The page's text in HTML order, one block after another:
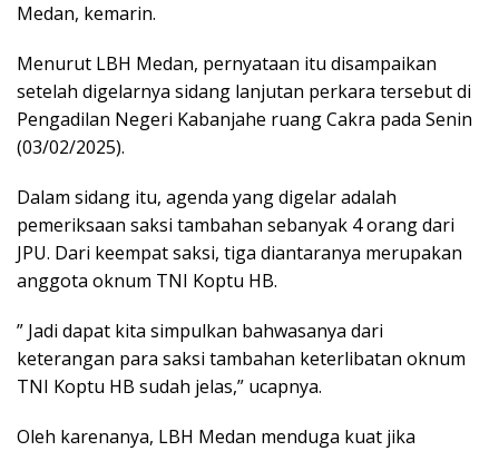
Medan, kemarin.
Menurut LBH Medan, pernyataan itu disampaikan
setelah digelarnya sidang lanjutan perkara tersebut di
Pengadilan Negeri Kabanjahe ruang Cakra pada Senin
(03/02/2025).
Dalam sidang itu, agenda yang digelar adalah
pemeriksaan saksi tambahan sebanyak 4 orang dari
JPU. Dari keempat saksi, tiga diantaranya merupakan
anggota oknum TNI Koptu HB.
” Jadi dapat kita simpulkan bahwasanya dari
keterangan para saksi tambahan keterlibatan oknum
TNI Koptu HB sudah jelas,” ucapnya.
Oleh karenanya, LBH Medan menduga kuat jika